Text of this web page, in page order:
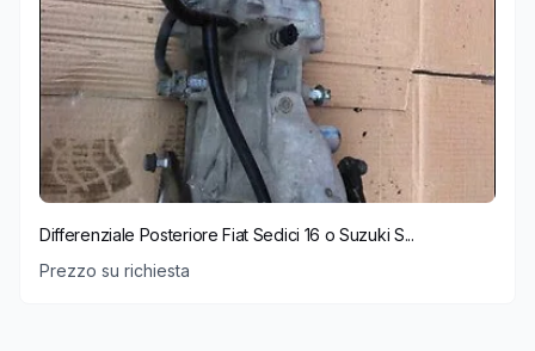
Differenziale Posteriore Fiat Sedici 16 o Suzuki S...
Prezzo su richiesta